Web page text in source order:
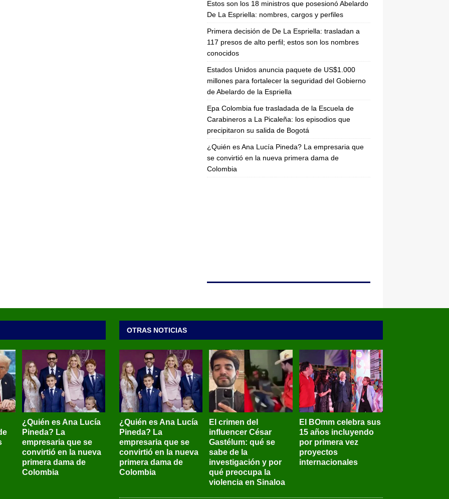
Estos son los 18 ministros que posesionó Abelardo
De La Espriella: nombres, cargos y perfiles
Primera decisión de De La Espriella: trasladan a
117 presos de alto perfil; estos son los nombres
conocidos
Estados Unidos anuncia paquete de US$1.000
millones para fortalecer la seguridad del Gobierno
de Abelardo de la Espriella
Epa Colombia fue trasladada de la Escuela de
Carabineros a La Picaleña: los episodios que
precipitaron su salida de Bogotá
¿Quién es Ana Lucía Pineda? La empresaria que
se convirtió en la nueva primera dama de
Colombia
¿Quién es Ana Lucía
Pineda? La
empresaria que se
convirtió en la nueva
primera dama de
Colombia
OTRAS NOTICIAS
¿Quién es Ana Lucía
Pineda? La
empresaria que se
convirtió en la nueva
primera dama de
Colombia
El crimen del
influencer César
Gastélum: qué se
sabe de la
investigación y por
qué preocupa la
violencia en Sinaloa
El BOmm celebra sus
15 años incluyendo
por primera vez
proyectos
internacionales